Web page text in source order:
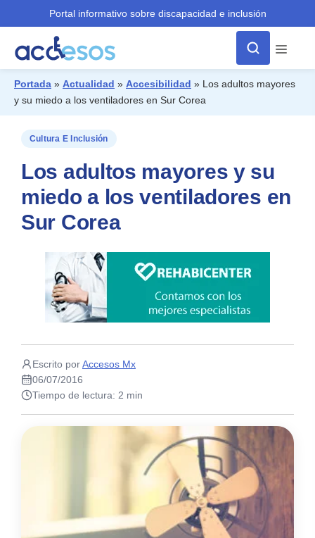
Portal informativo sobre discapacidad e inclusión
Menú
¿Qué buscas?
Portada » Actualidad » Accesibilidad » Los adultos mayores
y su miedo a los ventiladores en Sur Corea
Cultura E Inclusión
Los adultos mayores y su
miedo a los ventiladores en
Sur Corea
Escrito porAccesos Mx
06/07/2016
Tiempo de lectura: 2 min